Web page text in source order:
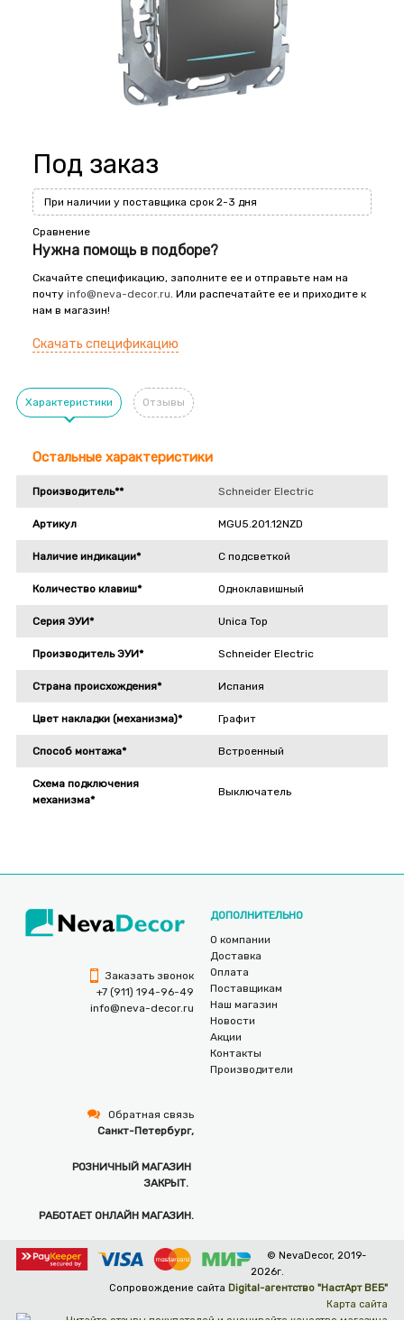
Под заказ
При наличии у поставщика срок 2-3 дня
Сравнение
Нужна помощь в подборе?
Скачайте спецификацию, заполните ее и отправьте нам на
почту info@neva-decor.ru . Или распечатайте ее и приходите к
нам в магазин!
Скачать спецификацию
Характеристики Отзывы
Остальные характеристики
Производитель** Schneider Electric
Артикул MGU5.201.12NZD
Наличие индикации* С подсветкой
Количество клавиш* Одноклавишный
Серия ЭУИ* Unica Top
Производитель ЭУИ* Schneider Electric
Страна происхождения* Испания
Цвет накладки (механизма)* Графит
Способ монтажа* Встроенный
Схема подключения
механизма*
Выключатель
Заказать звонок
+7 (911) 194-96-49
info@neva-decor.ru
Обратная связь
Санкт-Петербург,
РОЗНИЧНЫЙ МАГАЗИН
ЗАКРЫТ.
РАБОТАЕТ ОНЛАЙН МАГАЗИН.
ДОПОЛНИТЕЛЬНО
О компании
Доставка
Оплата
Поставщикам
Наш магазин
Новости
Акции
Контакты
Производители
© NevaDecor, 2019-
2026г.
Сопровождение сайта Digital-агентство "НастАрт ВЕБ"
Карта сайта